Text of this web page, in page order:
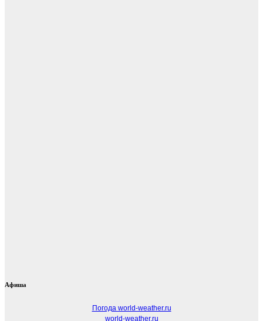
Афиша
Погода world-weather.ru
world-weather.ru